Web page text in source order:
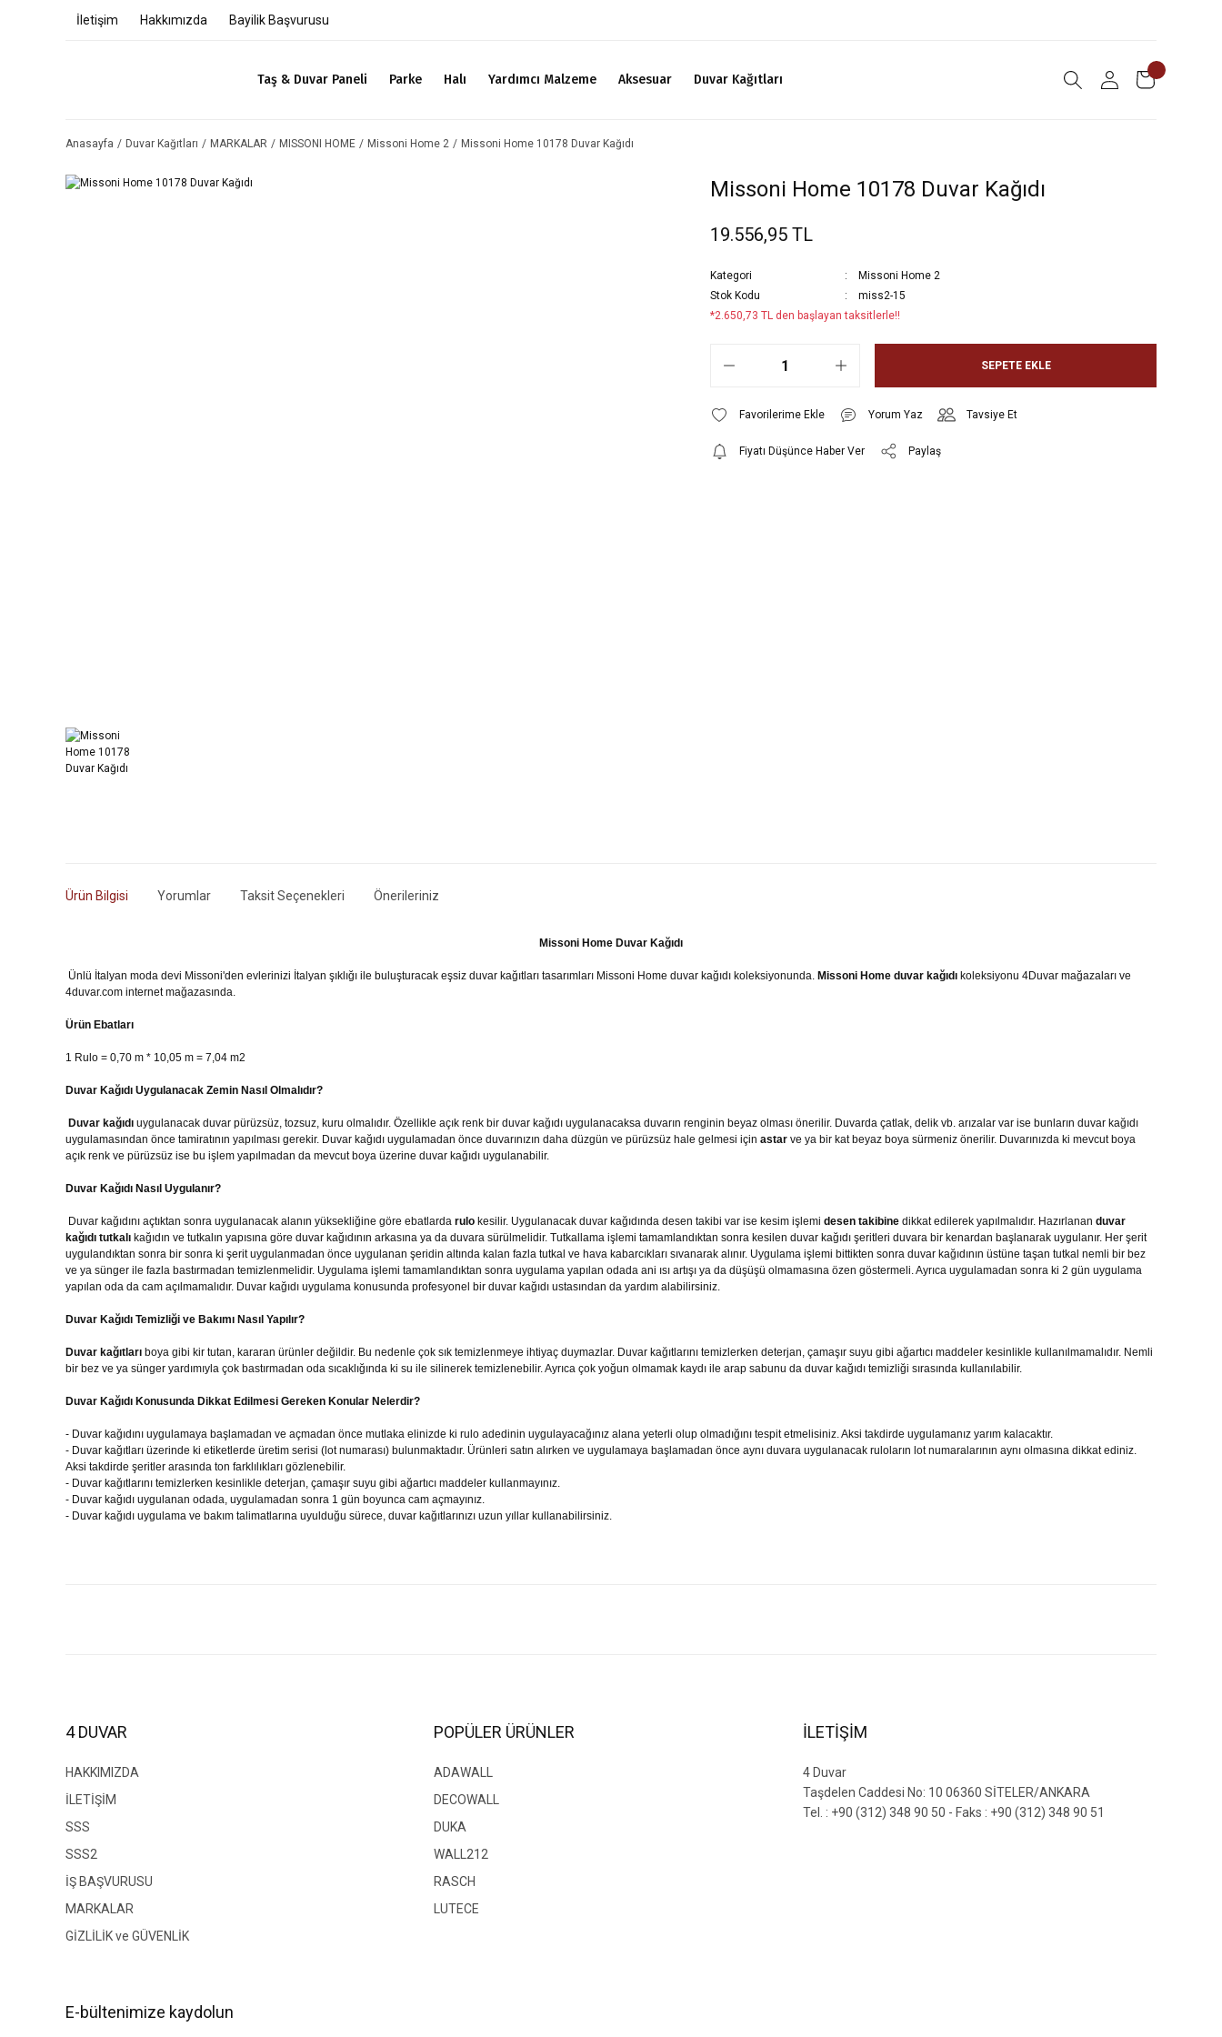
İletişim Hakkımızda Bayilik Başvurusu
Taş & Duvar Paneli Parke Halı Yardımcı Malzeme Aksesuar Duvar Kağıtları
Anasayfa Duvar Kağıtları MARKALAR MISSONI HOME Missoni Home 2 Missoni Home 10178 Duvar Kağıdı
Missoni Home 10178 Duvar Kağıdı
19.556,95 TL
Kategori
Missoni Home 2
Stok Kodu
miss2-15
*2.650,73 TL den başlayan taksitlerle!!
SEPETE EKLE
Yorum Yaz Tavsiye Et
Fiyatı Düşünce Haber Ver Paylaş
Ürün Bilgisi Yorumlar Taksit Seçenekleri Önerileriniz
Missoni Home Duvar Kağıdı
Ünlü İtalyan moda devi Missoni'den evlerinizi İtalyan şıklığı ile buluşturacak eşsiz duvar kağıtları tasarımları Missoni Home duvar kağıdı koleksiyonunda. Missoni Home duvar kağıdı koleksiyonu 4Duvar mağazaları ve
4duvar.com internet mağazasında.
Ürün Ebatları
1 Rulo = 0,70 m * 10,05 m = 7,04 m2
Duvar Kağıdı Uygulanacak Zemin Nasıl Olmalıdır?
Duvar kağıdı uygulanacak duvar pürüzsüz, tozsuz, kuru olmalıdır. Özellikle açık renk bir duvar kağıdı uygulanacaksa duvarın renginin beyaz olması önerilir. Duvarda çatlak, delik vb. arızalar var ise bunların duvar kağıdı
uygulamasından önce tamiratının yapılması gerekir. Duvar kağıdı uygulamadan önce duvarınızın daha düzgün ve pürüzsüz hale gelmesi için astar ve ya bir kat beyaz boya sürmeniz önerilir. Duvarınızda ki mevcut boya
açık renk ve pürüzsüz ise bu işlem yapılmadan da mevcut boya üzerine duvar kağıdı uygulanabilir.
Duvar Kağıdı Nasıl Uygulanır?
Duvar kağıdını açtıktan sonra uygulanacak alanın yüksekliğine göre ebatlarda rulo kesilir. Uygulanacak duvar kağıdında desen takibi var ise kesim işlemi desen takibine dikkat edilerek yapılmalıdır. Hazırlanan duvar
kağıdı tutkalı kağıdın ve tutkalın yapısına göre duvar kağıdının arkasına ya da duvara sürülmelidir. Tutkallama işlemi tamamlandıktan sonra kesilen duvar kağıdı şeritleri duvara bir kenardan başlanarak uygulanır. Her şerit
uygulandıktan sonra bir sonra ki şerit uygulanmadan önce uygulanan şeridin altında kalan fazla tutkal ve hava kabarcıkları sıvanarak alınır. Uygulama işlemi bittikten sonra duvar kağıdının üstüne taşan tutkal nemli bir bez
ve ya sünger ile fazla bastırmadan temizlenmelidir. Uygulama işlemi tamamlandıktan sonra uygulama yapılan odada ani ısı artışı ya da düşüşü olmamasına özen göstermeli. Ayrıca uygulamadan sonra ki 2 gün uygulama
yapılan oda da cam açılmamalıdır. Duvar kağıdı uygulama konusunda profesyonel bir duvar kağıdı ustasından da yardım alabilirsiniz.
Duvar Kağıdı Temizliği ve Bakımı Nasıl Yapılır?
Duvar kağıtları boya gibi kir tutan, kararan ürünler değildir. Bu nedenle çok sık temizlenmeye ihtiyaç duymazlar. Duvar kağıtlarını temizlerken deterjan, çamaşır suyu gibi ağartıcı maddeler kesinlikle kullanılmamalıdır. Nemli
bir bez ve ya sünger yardımıyla çok bastırmadan oda sıcaklığında ki su ile silinerek temizlenebilir. Ayrıca çok yoğun olmamak kaydı ile arap sabunu da duvar kağıdı temizliği sırasında kullanılabilir.
Duvar Kağıdı Konusunda Dikkat Edilmesi Gereken Konular Nelerdir?
- Duvar kağıdını uygulamaya başlamadan ve açmadan önce mutlaka elinizde ki rulo adedinin uygulayacağınız alana yeterli olup olmadığını tespit etmelisiniz. Aksi takdirde uygulamanız yarım kalacaktır.
- Duvar kağıtları üzerinde ki etiketlerde üretim serisi (lot numarası) bulunmaktadır. Ürünleri satın alırken ve uygulamaya başlamadan önce aynı duvara uygulanacak ruloların lot numaralarının aynı olmasına dikkat ediniz.
Aksi takdirde şeritler arasında ton farklılıkları gözlenebilir.
- Duvar kağıtlarını temizlerken kesinlikle deterjan, çamaşır suyu gibi ağartıcı maddeler kullanmayınız.
- Duvar kağıdı uygulanan odada, uygulamadan sonra 1 gün boyunca cam açmayınız.
- Duvar kağıdı uygulama ve bakım talimatlarına uyulduğu sürece, duvar kağıtlarınızı uzun yıllar kullanabilirsiniz.
Ürün fiyatı diğer sitelerden daha pahalı.
Bu ürüne benzer farklı alternatifler olmalı.
4 DUVAR
HAKKIMIZDA
İLETİŞİM
SSS
SSS2
İŞ BAŞVURUSU
MARKALAR
GİZLİLİK ve GÜVENLİK
POPÜLER ÜRÜNLER
ADAWALL
DECOWALL
DUKA
WALL212
RASCH
LUTECE
İLETİŞİM
4 Duvar
Taşdelen Caddesi No: 10 06360 SİTELER/ANKARA
Tel. : +90 (312) 348 90 50 - Faks : +90 (312) 348 90 51
E-bültenimize kaydolun